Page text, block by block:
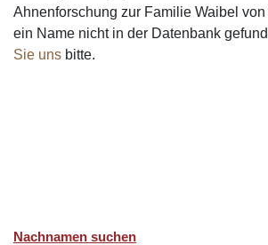
Ahnenforschung zur Familie Waibel
ein Name nicht in der Datenbank
Sie uns bitte.
Nachnamen suchen